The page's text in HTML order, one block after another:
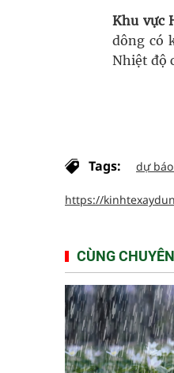
Khu vực
dông có
Nhiệt độ
Tags: dự
https://
CÙNG